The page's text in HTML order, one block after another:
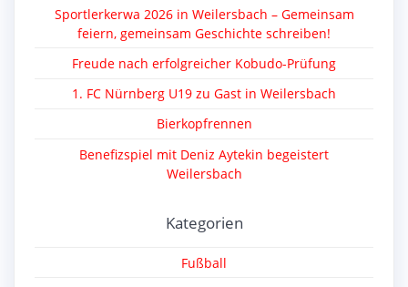
Sportlerkerwa 2026 in Weilersbach – Gemeinsam
feiern, gemeinsam Geschichte schreiben!
Freude nach erfolgreicher Kobudo-Prüfung
1. FC Nürnberg U19 zu Gast in Weilersbach
Bierkopfrennen
Benefizspiel mit Deniz Aytekin begeistert
Weilersbach
Kategorien
Fußball